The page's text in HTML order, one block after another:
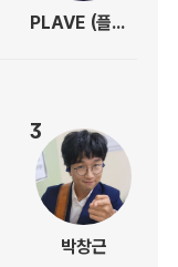
PLAVE (플레이브)
3
박창근